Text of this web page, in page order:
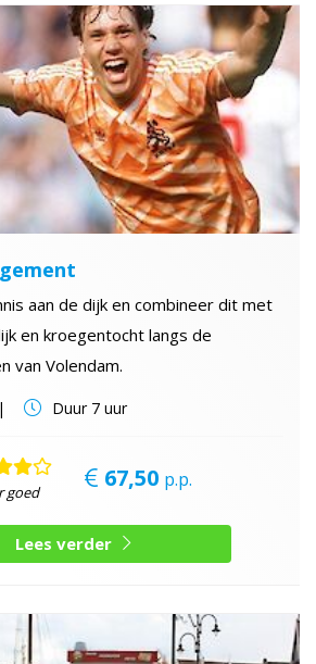
aan de dijk en combineer dit met
en kroegentocht langs de
van Volendam.
Duur7 uur
goed 67,50 p.p.
Lees verder